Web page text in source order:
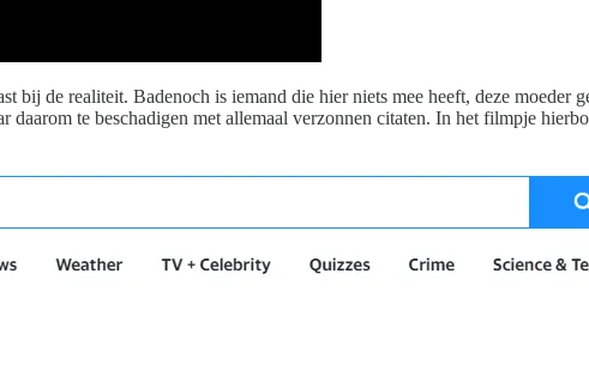
bij de realiteit. Badenoch is iemand die hier niets mee heeft, deze moeder
daarom te beschadigen met allemaal verzonnen citaten. In het filmpje